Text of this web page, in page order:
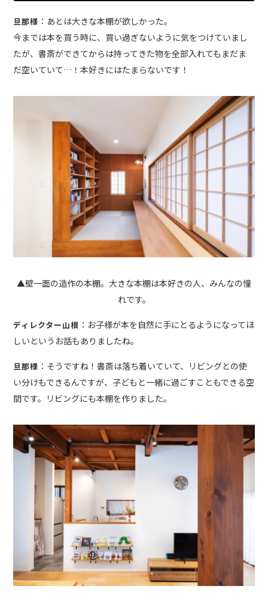
旦那様 ：あとは大きな本棚が欲しかった。
今までは本を買う時に、買い過ぎないように気をつけていまし
たが、書斎ができてからは持ってきた物を全部入れてもまだま
だ空いていて…！本好きにはたまらないです！
▲壁一面の造作の本棚。大きな本棚は本好きの人、みんなの憧
れです。
ディレクター山根 ：お子様が本を自然に手にとるようになってほ
しいというお話もありましたね。
旦那様 ：そうですね！書斎は落ち着いていて、リビングとの使
い分けもできるんですが、子どもと一緒に過ごすこともできる空
間です。リビングにも本棚を作りました。